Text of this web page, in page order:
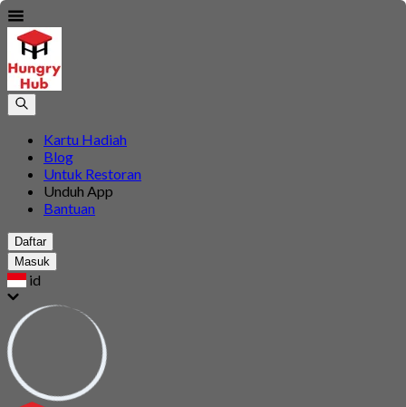
Kartu Hadiah
Blog
Untuk Restoran
Unduh App
Bantuan
Daftar
Masuk
id